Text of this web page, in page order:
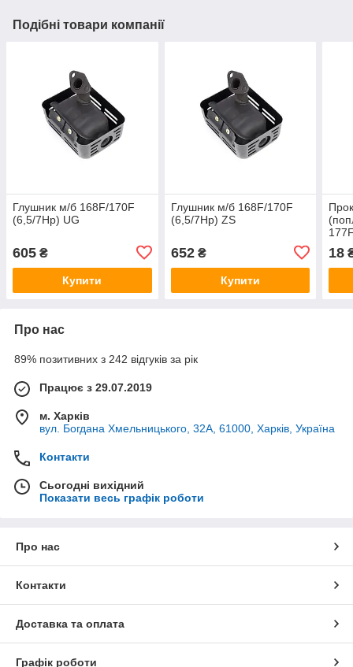
Подібні товари компанії
Глушник м/б 168F/170F
(6,5/7Hp) UG
605 ₴
Купити
Глушник м/б 168F/170F
(6,5/7Hp) ZS
652₴
Купити
18
Про нас
89% позитивних з 242 відгуків за рік
Працює з 29.07.2019
м. Харків
вул. Богдана Хмельницького, 32А, 61000, Харків, Україна
Контакти
Сьогодні вихідний
Показати весь графік роботи
Про нас
Контакти
Доставка та оплата
Графік роботи